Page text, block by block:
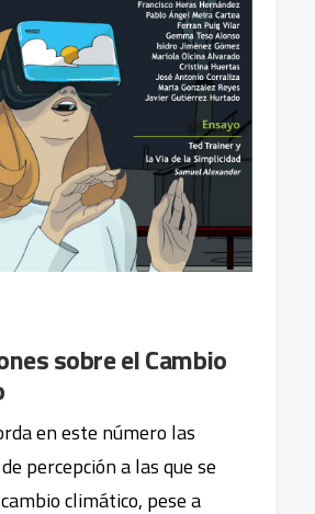
sobre el Cambio
en este número las
percepción a las que se
climático, pese a